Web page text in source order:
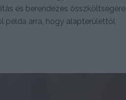
és berendezés összköltségére
példa arra, hogy alapterülettől